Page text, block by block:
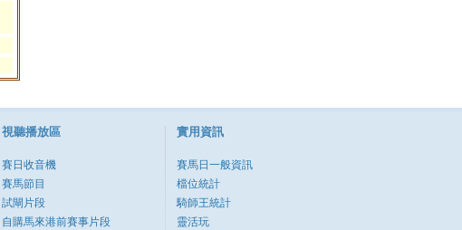
視聽播放區
賽日收音機
賽馬節目
試閘片段
自購馬來港前賽事片段
實用資訊
賽馬日一般資訊
檔位統計
騎師王統計
靈活玩